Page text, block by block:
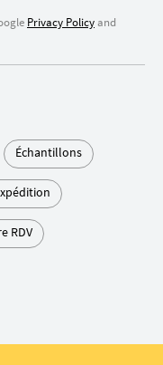
Privacy Policyand
Échantillons
RDV